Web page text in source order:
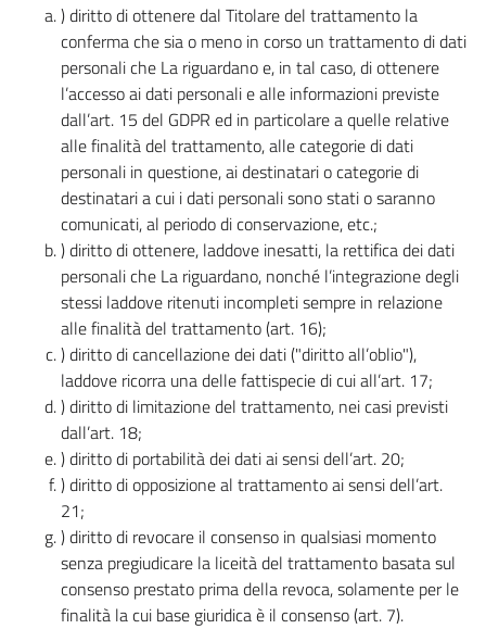
) diritto di ottenere dal Titolare del trattamento la
conferma che sia o meno in corso un trattamento di dati
personali che La riguardano e, in tal caso, di ottenere
l’accesso ai dati personali e alle informazioni previste
dall’art. 15 del GDPR ed in particolare a quelle relative
alle finalità del trattamento, alle categorie di dati
personali in questione, ai destinatari o categorie di
destinatari a cui i dati personali sono stati o saranno
comunicati, al periodo di conservazione, etc.;
) diritto di ottenere, laddove inesatti, la rettifica dei dati
personali che La riguardano, nonché l’integrazione degli
stessi laddove ritenuti incompleti sempre in relazione
alle finalità del trattamento (art. 16);
) diritto di cancellazione dei dati ("diritto all’oblio"),
laddove ricorra una delle fattispecie di cui all’art. 17;
) diritto di limitazione del trattamento, nei casi previsti
dall’art. 18;
) diritto di portabilità dei dati ai sensi dell’art. 20;
) diritto di opposizione al trattamento ai sensi dell’art.
21;
) diritto di revocare il consenso in qualsiasi momento
senza pregiudicare la liceità del trattamento basata sul
consenso prestato prima della revoca, solamente per le
finalità la cui base giuridica è il consenso (art. 7).